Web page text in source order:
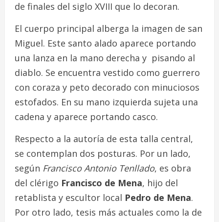
de finales del siglo XVIII que lo decoran.
El cuerpo principal alberga la imagen de san
Miguel. Este santo alado aparece portando
una lanza en la mano derecha y pisando al
diablo. Se encuentra vestido como guerrero
con coraza y peto decorado con minuciosos
estofados. En su mano izquierda sujeta una
cadena y aparece portando casco.
Respecto a la autoría de esta talla central,
se contemplan dos posturas. Por un lado,
según Francisco Antonio Tenllado, es obra
del clérigo Francisco de Mena, hijo del
retablista y escultor local Pedro de Mena.
Por otro lado, tesis más actuales como la de